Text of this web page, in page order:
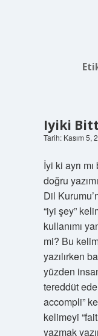
Iyiki
Tarih: Kasım 5,
İyi ki ayrı
doğru
Dil
“iyi şey”
kullanımı
mi? Bu
yazılırken
yüzden
tereddüt
accompli”
kelimeyi
yazmak